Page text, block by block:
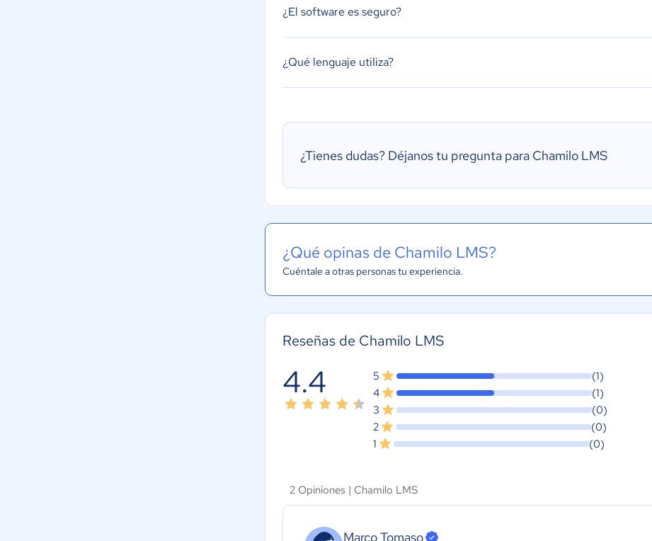
¿El software es seguro?
¿Qué lenguaje utiliza?
¿Tienes dudas? Déjanos tu pregunta para Chamilo LMS
¿Qué opinas de Chamilo LMS?
Cuéntale a otras personas tu experiencia.
Reseñas de Chamilo LMS
4.4 5
(1)
4
(1)
3
(0)
2
(0)
1
(0)
2 Opiniones | Chamilo LMS
Marco Tomaso